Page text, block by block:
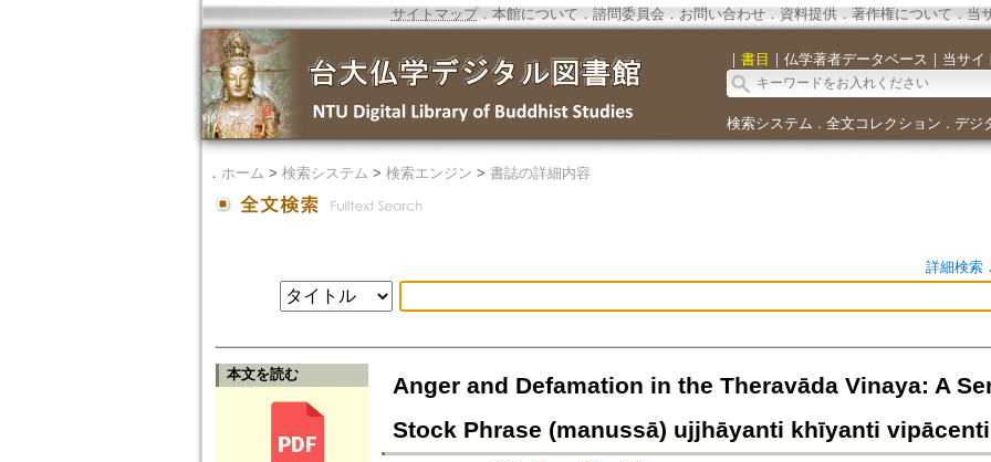
サイトマップ．本館について ． 諮問委員会． お問い合わせ． 資料提供． 著作権について．当
｜ 書目 ｜ 仏学著者データベース ｜ 当サイ
検索システム ． 全文コレクション ． デジ
． ホーム > 検索システム > 検索エンジン > 書誌の詳細内容
詳細検索
本文を読む
Anger and Defamation in the Theravāda Vinaya: A
Stock Phrase (manussā) ujjhāyanti khīyanti vipācenti